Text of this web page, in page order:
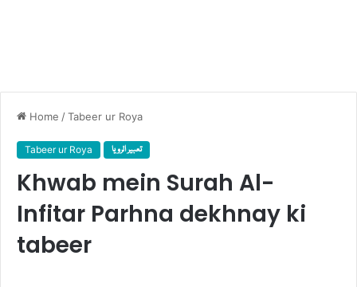
Home /Tabeer ur Roya
Tabeer ur Roya تعبیر الرویا
Khwab mein Surah Al-
Infitar Parhna dekhnay ki
tabeer